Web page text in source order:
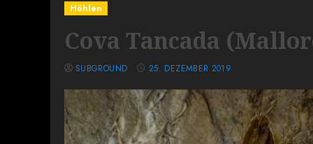
Höhlen
Cova Tancada
SUBGROUND 25. DEZEMBER 2019